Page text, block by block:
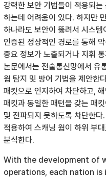
강력한 보안 기법들이 적용되
하는데 어려움이 있다. 하지만
하나라도 보안이 뚫려서 시스템
인증된 정상적인 경로를 통해
중요 정보가 노출되거나 지휘
논문에서는 전술통신망에서 유
웜 탐지 및 방어 기법을 제안한
패킷으로 인지하여 차단하고,
패킷과 동일한 패턴을 갖는 패
및 전파되지 못하도록 차단한
적용하여 스캐닝 웜이 하위 부
분석한다.
With the development of
operations, each nation